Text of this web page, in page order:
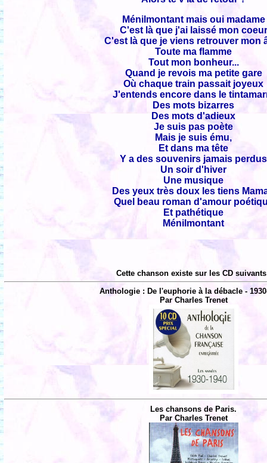
Ménilmontant mais oui madame
C'est là que j'ai laissé mon coeur
C'est là que je viens retrouver mon
Toute ma flamme
Tout mon bonheur...
Quand je revois ma petite gare
Où chaque train passait joyeux
J'entends encore dans le
Des mots bizarres
Des mots d'adieux
Je suis pas poète
Mais je suis ému,
Et dans ma tête
Y a des souvenirs jamais perdus
Un soir d'hiver
Une musique
Des yeux très doux les tiens
Quel beau roman d'amour
Et pathétique
Ménilmontant
Cette chanson existe sur les CD
Anthologie : De l'euphorie à la débacle -
Par Charles Trenet
Les chansons de Paris.
Par Charles Trenet